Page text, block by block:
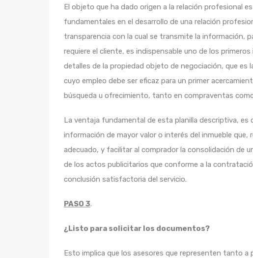
El objeto que ha dado origen a la relación profesional
fundamentales en el desarrollo de una relación
transparencia con la cual se transmite la información,
requiere el cliente, es indispensable uno de los
detalles de la propiedad objeto de negociación, que es
cuyo empleo debe ser eficaz para un primer
búsqueda u ofrecimiento, tanto en compraventas
La ventaja fundamental de esta planilla descriptiva, es
información de mayor valor o interés del inmueble que,
adecuado, y facilitar al comprador la consolidación de
de los actos publicitarios que conforme a la
conclusión satisfactoria del servicio.
PASO 3.
¿Listo para solicitar los documentos?
Esto implica que los asesores que representen tanto